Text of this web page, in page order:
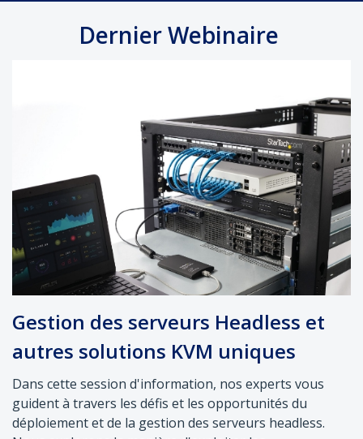
Dernier Webinaire
Gestion des serveurs Headless et
autres solutions KVM uniques
Dans cette session d'information, nos experts vous
guident à travers les défis et les opportunités du
déploiement et de la gestion des serveurs headless.